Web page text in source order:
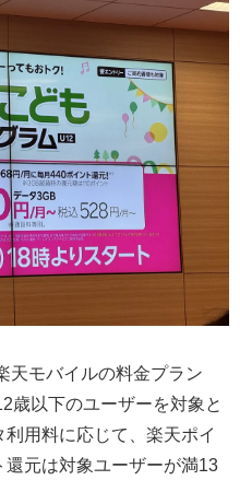
天モバイルの料金プラン
歳以下のユーザーを対象と
用料に応じて、楽天ポイ
元は対象ユーザーが満13